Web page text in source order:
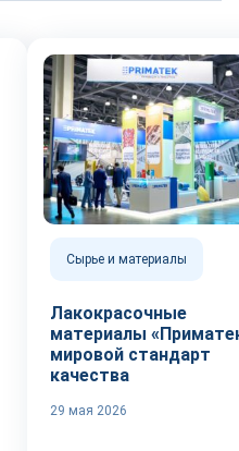
Сырье и материалы
Лакокрасочные
материалы
мировой стандарт
качества
29 мая 2026